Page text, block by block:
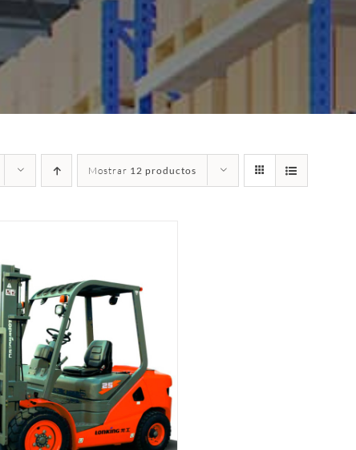
Mostrar 12 productos